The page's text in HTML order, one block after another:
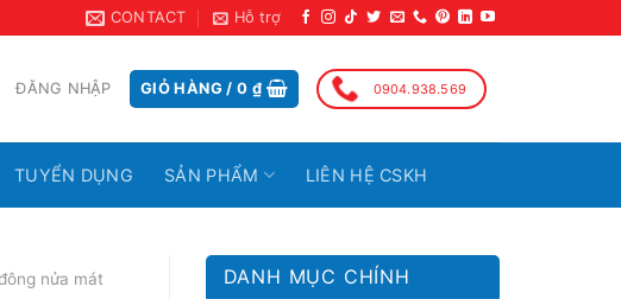
CONTACT Hỗ trợ
ĐĂNG NHẬP GIỎ HÀNG /0 ₫ 0904.938.569
TUYỂN DỤNG SẢN PHẨM LIÊN HỆ CSKH
nửa mát DANH MỤC CHÍNH